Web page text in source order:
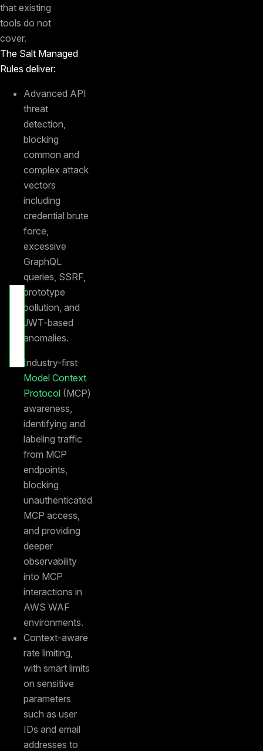
that existing
tools do not
cover.
The Salt Managed
Rules deliver:
Advanced API
threat
detection,
blocking
common and
complex attack
vectors
including
credential brute
force,
excessive
GraphQL
queries, SSRF,
prototype
pollution, and
JWT-based
anomalies.
Industry-first
Model Context
Protocol (MCP)
awareness,
identifying and
labeling traffic
from MCP
endpoints,
blocking
unauthenticated
MCP access,
and providing
deeper
observability
into MCP
interactions in
AWS WAF
environments.
Context-aware
rate limiting,
with smart limits
on sensitive
parameters
such as user
IDs and email
addresses to
Learn more
at the AWS
Marketplace
listing
WAF
Guide